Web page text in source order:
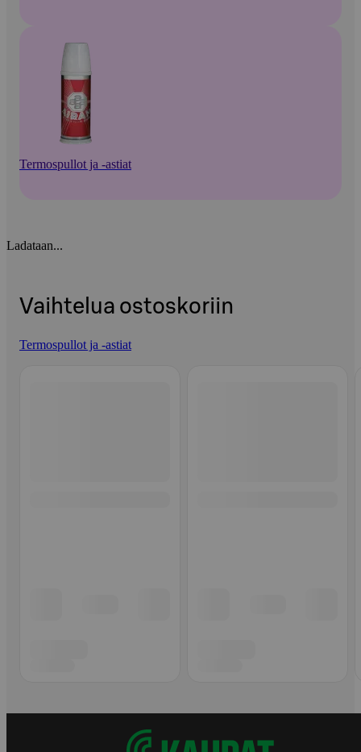
Termospullot ja -astiat
Ladataan...
Vaihtelua ostoskoriin
Termospullot ja -astiat